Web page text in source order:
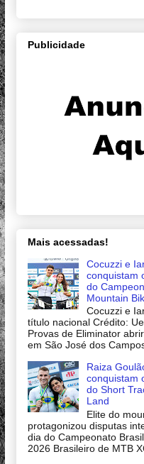
Publicidade
Mais acessadas!
Cocuzzi e
conquistam
do
Mountain
Cocuzzi e
título nacional Crédito:
Provas de Eliminator
em São José dos
Raiza
conquistam
do Short
Land
Elite do
protagonizou disputas
dia do Campeonato
2026 Brasileiro de MTB